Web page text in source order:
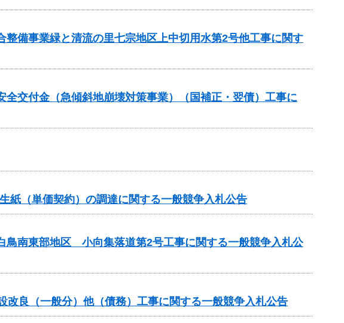
整備事業緑と清流の里七宗地区上中切用水第2号他工事に関す
交付金（急傾斜地崩壊対策事業）（国補正・翌債）工事に
紙（単価契約）の調達に関する一般競争入札公告
鳥南東部地区 小向集落道第2号工事に関する一般競争入札公
良（一般分）他（債務）工事に関する一般競争入札公告